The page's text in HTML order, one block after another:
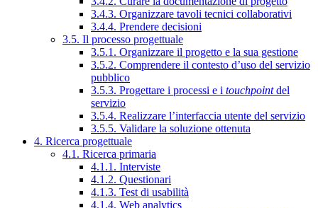
3.4.3. Organizzare tavoli tecnici collaborativi
3.4.4. Prendere decisioni
3.5. Il processo progettuale
3.5.1. Organizzare il progetto e la sua gestione
3.5.2. Comprendere il contesto d’uso del servizio
pubblico
3.5.3. Progettare i processi e i touchpointdel
servizio
3.5.4. Realizzare l’interfaccia utente del servizio
3.5.5. Validare la soluzione ottenuta
4. Ricerca progettuale
4.1. Ricerca primaria
4.1.1. Interviste
4.1.2. Questionari
4.1.3. Test di usabilità
4.1.4. Web analytics